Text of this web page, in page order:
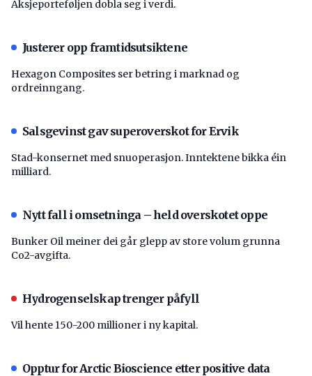
Aksjeporteføljen dobla seg i verdi.
Justerer opp framtidsutsiktene
Hexagon Composites ser betring i marknad og
ordreinngang.
Salsgevinst gav superoverskot for Ervik
Stad-konsernet med snuoperasjon. Inntektene bikka éin
milliard.
Nytt fall i omsetninga – held overskotet oppe
Bunker Oil meiner dei går glepp av store volum grunna
Co2-avgifta.
Hydrogenselskap trenger påfyll
Vil hente 150-200 millioner i ny kapital.
Opptur for Arctic Bioscience etter positive data